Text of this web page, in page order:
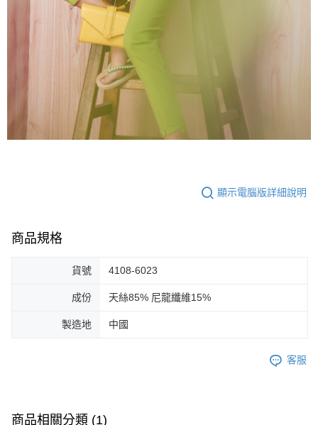
顯示電腦版詳細說明
商品規格
貨號 4108-6023
成份 天絲85% 尼龍纖維15%
製造地 中國
客服
商品相關分類 (1)